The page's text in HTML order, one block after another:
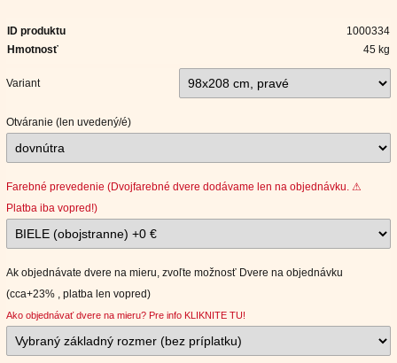
ID produktu
1000334
Hmotnosť
45 kg
Variant
Otváranie (len uvedený/é)
Farebné prevedenie (Dvojfarebné dvere dodávame len na objednávku. ⚠
Platba iba vopred!)
Ak objednávate dvere na mieru, zvoľte možnosť Dvere na objednávku
(cca+23% , platba len vopred)
Ako objednávať dvere na mieru? Pre info KLIKNITE TU!